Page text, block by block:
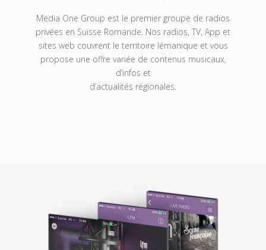
Media One Group est le premier groupe de radios
privées en Suisse Romande. Nos radios, TV, App et
sites web couvrent le territoire lémanique et vous
propose une offre variée de contenus musicaux,
d’infos et
d’actualités régionales.